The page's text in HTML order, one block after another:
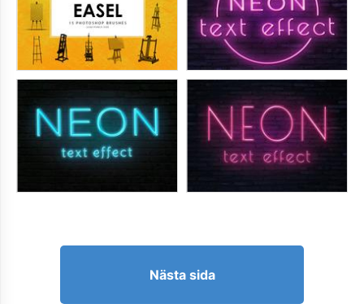
Nästa sida